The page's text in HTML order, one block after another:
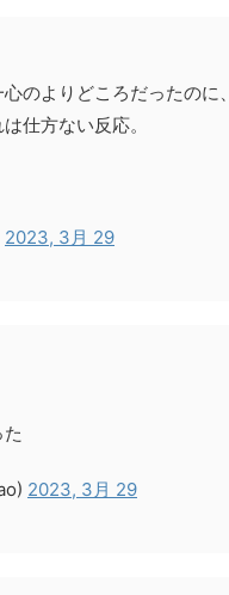
のよりどころだったの
仕方ない反応。
2023, 3月 29
2023, 3月 29